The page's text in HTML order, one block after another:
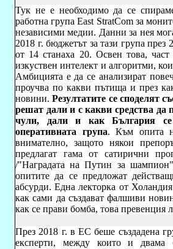
Тук не е необходимо да се
работна група East StratCom за
независими медии. Данни за нея
2018 г. бюджетът за тази група
от 14 станаха 20. Освен това,
изкуствен интелект и алгоритми,
Амбицията е да се анализират
проучва по какви пътища и през
новини.Резултатите се споделят
решат дали и с какви средства да
чули, дали и как България се
оперативната група. Към опита
внимателно, защото някои
предлагат гама от сатирични
/"Наградата на Путин за
опитите да се предложат
абсурди. Една лекторка от
как сами да създават фалшиви
как се прави бомба, това превенция
През 2018 г. в ЕС беше създадена
експерти, между които и